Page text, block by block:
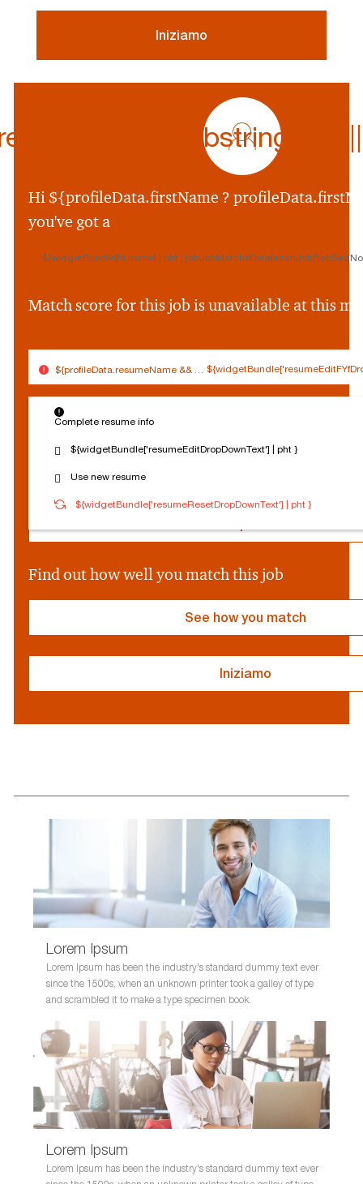
Iniziamo
profile
icon
${preferredName
&&
Hi ${profileData.firstName ?
you've got a
${widgetBundle[fit.name] | pht :
Match score for this job is unavailable at this
${profileData.resumeName &&
Complete resume info
${widgetBundle['resumeEditDropDownText'] | pht }
Use new resume
${widgetBundle['resumeResetDropDownText'] | pht }
o
l
r
i
r
}
Log out
Find out how well you match this job
See how you match
Iniziamo
Lorem Ipsum
Lorem Ipsum has been the industry's standard dummy text ever
since the 1500s, when an unknown printer took a galley of type
and scrambled it to make a type specimen book.
Lorem Ipsum
Lorem Ipsum has been the industry's standard dummy text ever